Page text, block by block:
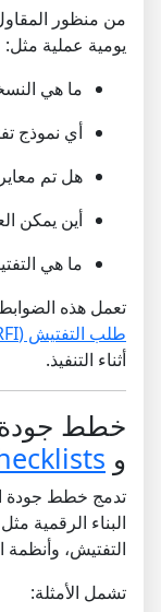
من منظور
يومية عملية مثل:
ما هي
أي نموذج
هل تم
أين يمكن
ما هي
تعمل هذه
طلب التفتيش (RFI)
أثناء التنفيذ.
خطط جودة
و
تدمج خطط جودة
التفتيش،
تشمل الأمثلة: